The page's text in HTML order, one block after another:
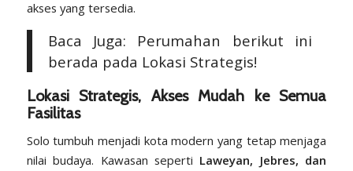
akses yang tersedia.
Baca Juga: Perumahan berikut ini
berada pada Lokasi Strategis!
Lokasi Strategis, Akses Mudah ke Semua
Fasilitas
Solo tumbuh menjadi kota modern yang tetap menjaga
nilai budaya. Kawasan seperti Laweyan, Jebres, dan